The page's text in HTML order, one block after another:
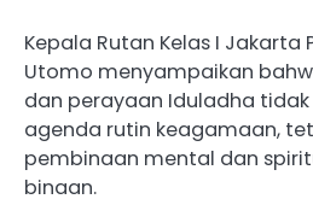
Kepala Rutan Kelas I Jakarta
Utomo menyampaikan
dan perayaan Iduladha
agenda rutin keagamaan,
pembinaan mental dan
binaan.